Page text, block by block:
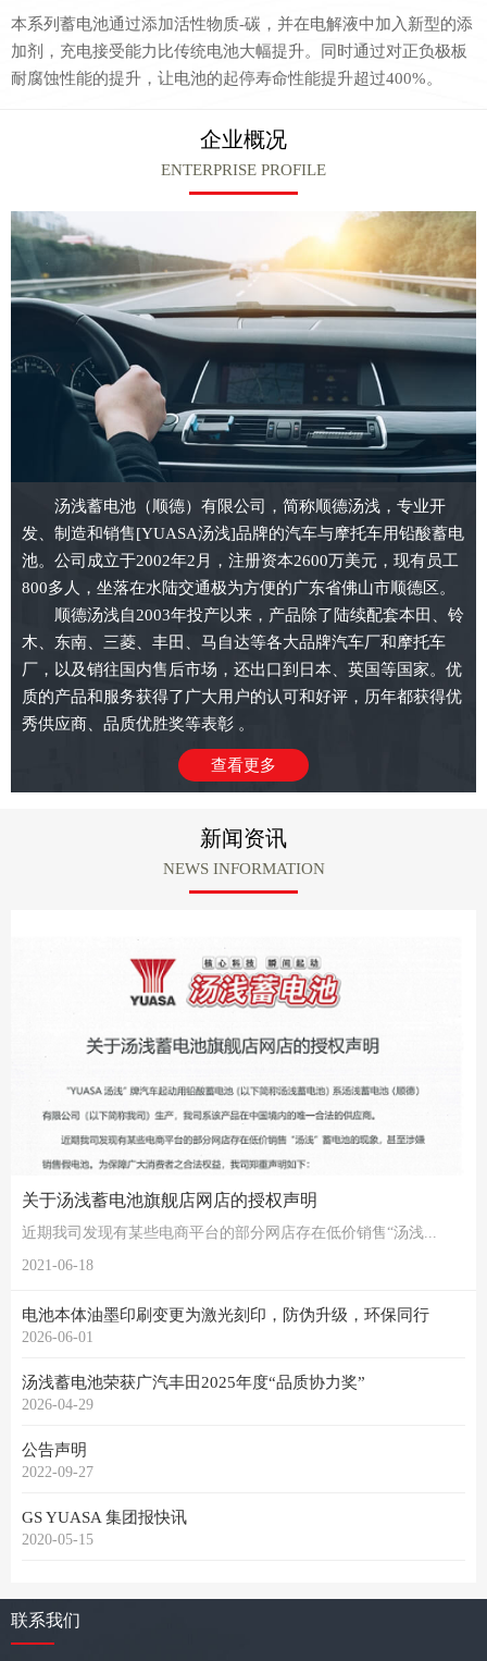
本系列蓄电池通过添加活性物质-碳，并在电解液中加入新型的添
加剂，充电接受能力比传统电池大幅提升。同时通过对正负极板
耐腐蚀性能的提升，让电池的起停寿命性能提升超过400%。
企业概况
ENTERPRISE PROFILE
汤浅蓄电池（顺德）有限公司，简称顺德汤浅，专业开
发、制造和销售[YUASA汤浅]品牌的汽车与摩托车用铅酸蓄电
池。公司成立于2002年2月，注册资本2600万美元，现有员工
800多人，坐落在水陆交通极为方便的广东省佛山市顺德区。
顺德汤浅自2003年投产以来，产品除了陆续配套本田、铃
木、东南、三菱、丰田、马自达等各大品牌汽车厂和摩托车
厂，以及销往国内售后市场，还出口到日本、英国等国家。优
质的产品和服务获得了广大用户的认可和好评，历年都获得优
秀供应商、品质优胜奖等表彰 。
查看更多
新闻资讯
NEWS INFORMATION
关于汤浅蓄电池旗舰店网店的授权声明
近期我司发现有某些电商平台的部分网店存在低价销售“汤浅...
2021-06-18
电池本体油墨印刷变更为激光刻印，防伪升级，环保同行
2026-06-01
汤浅蓄电池荣获广汽丰田2025年度“品质协力奖”
2026-04-29
公告声明
2022-09-27
GS YUASA 集团报快讯
2020-05-15
联系我们